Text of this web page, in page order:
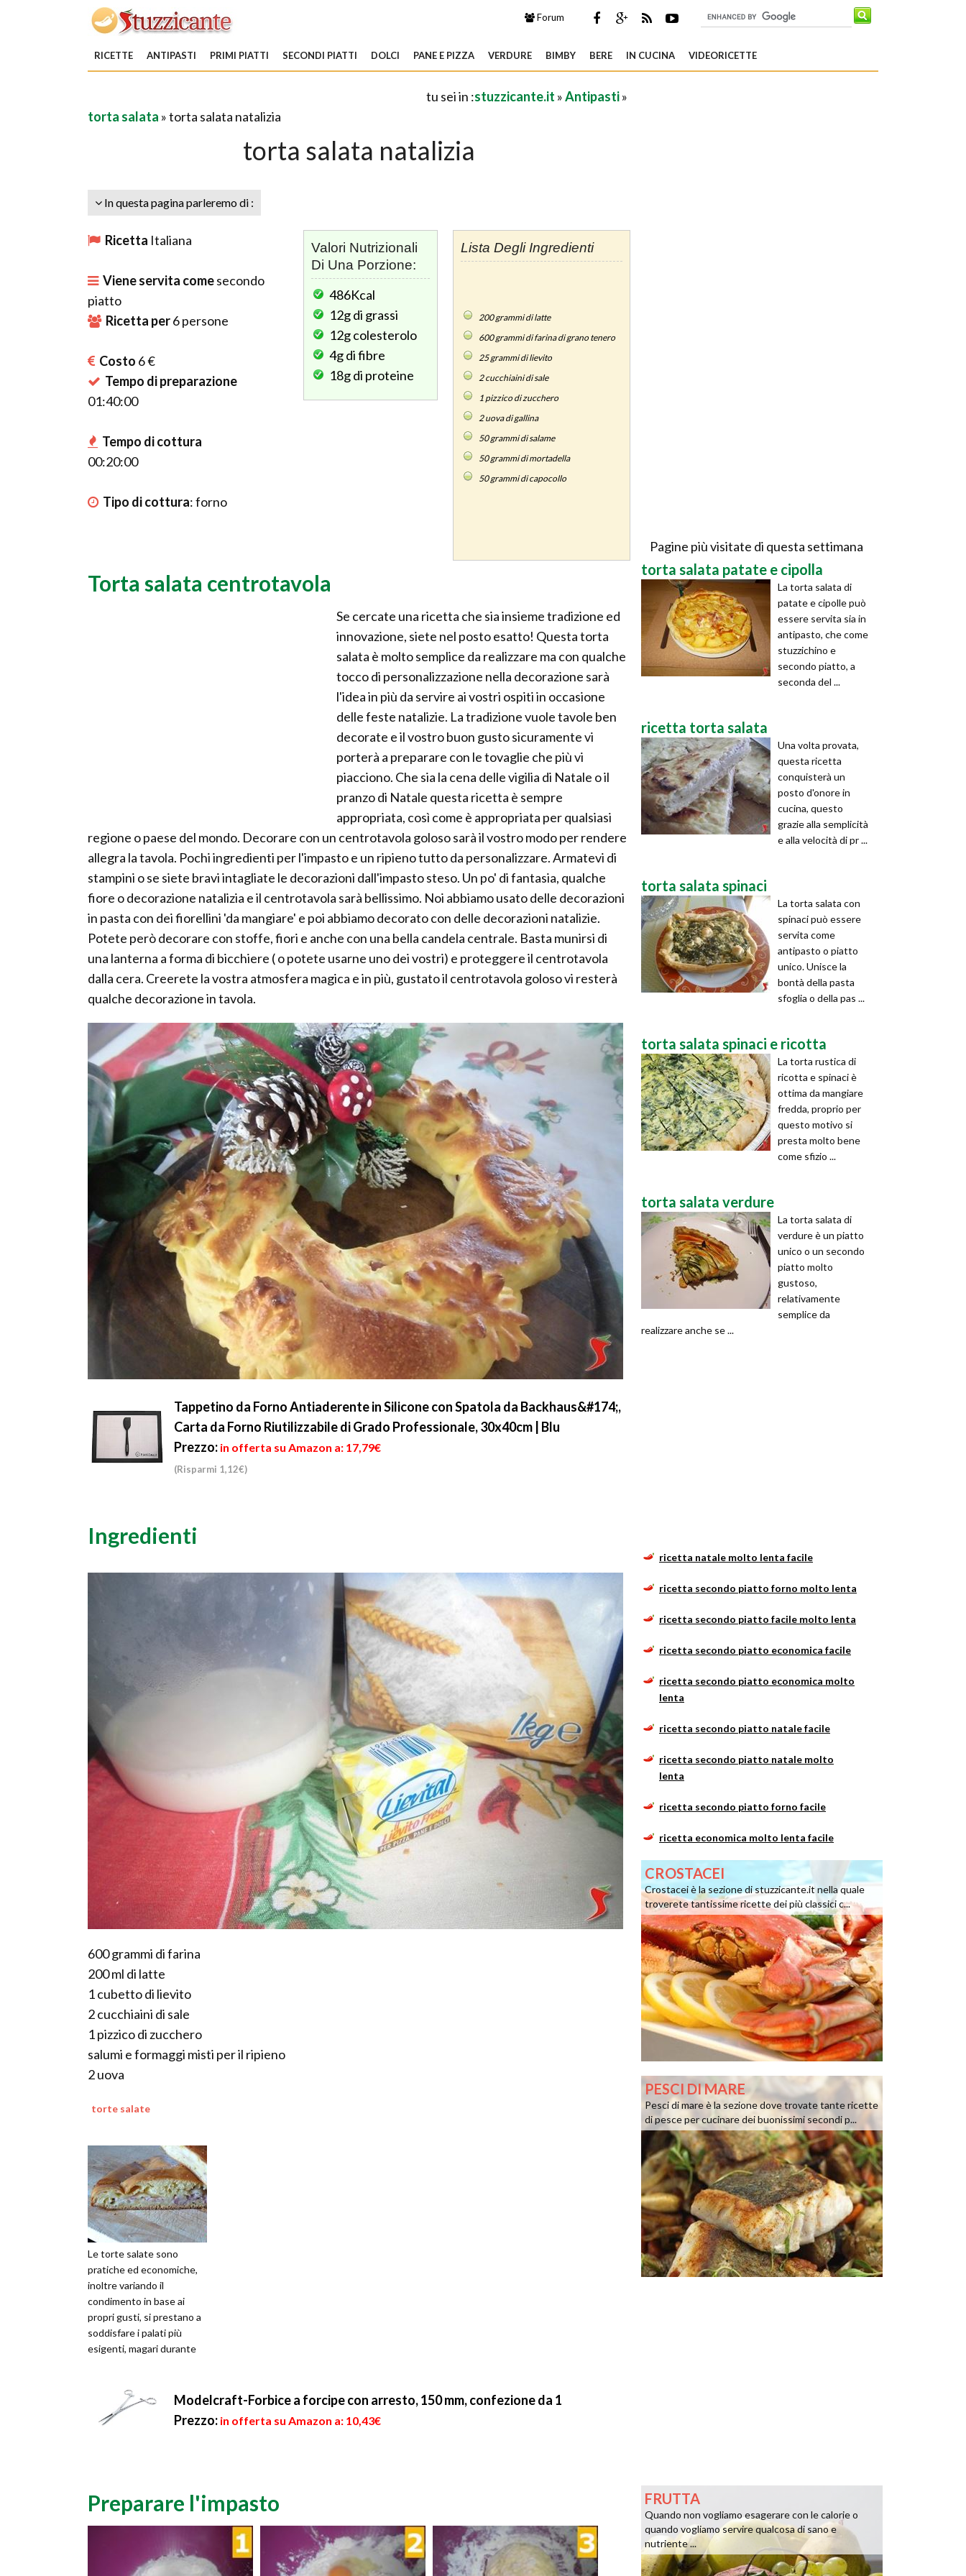
Forum
RICETTE ANTIPASTI PRIMI PIATTI SECONDI PIATTI DOLCI PANE E PIZZA VERDURE BIMBY BERE IN CUCINA VIDEORICETTE
tu sei in :stuzzicante.it »Antipasti»
torta salata » torta salata natalizia
torta salata natalizia
In questa pagina parleremo di :
Ricetta Italiana
Viene servita comesecondo
piatto
Ricetta per6persone
Costo 6 €
Tempo di preparazione
01:40:00
Tempo di cottura
00:20:00
Tipo di cottura:forno
Lista Degli Ingredienti
200grammi di latte
600grammi di farina di grano tenero
25grammi di lievito
2cucchiaini di sale
1pizzico di zucchero
2uova di gallina
50grammi di salame
50grammi di mortadella
50grammi di capocollo
Valori Nutrizionali
Di Una Porzione:
486Kcal
12gdi grassi
12gcolesterolo
4gdi fibre
18gdi proteine
Torta salata centrotavola
Se cercate una ricetta che sia insieme tradizione ed
innovazione, siete nel posto esatto! Questa torta
salata è molto semplice da realizzare ma con qualche
tocco di personalizzazione nella decorazione sarà
l'idea in più da servire ai vostri ospiti in occasione
delle feste natalizie. La tradizione vuole tavole ben
decorate e il vostro buon gusto sicuramente vi
porterà a preparare con le tovaglie che più vi
piacciono. Che sia la cena delle vigilia di Natale o il
pranzo di Natale questa ricetta è sempre
appropriata, così come è appropriata per qualsiasi
regione o paese del mondo. Decorare con un centrotavola goloso sarà il vostro modo per rendere
allegra la tavola. Pochi ingredienti per l'impasto e un ripieno tutto da personalizzare. Armatevi di
stampini o se siete bravi intagliate le decorazioni dall'impasto steso. Un po' di fantasia, qualche
fiore o decorazione natalizia e il centrotavola sarà bellissimo. Noi abbiamo usato delle decorazioni
in pasta con dei fiorellini 'da mangiare' e poi abbiamo decorato con delle decorazioni natalizie.
Potete però decorare con stoffe, fiori e anche con una bella candela centrale. Basta munirsi di
una lanterna a forma di bicchiere ( o potete usarne uno dei vostri) e proteggere il centrotavola
dalla cera. Creerete la vostra atmosfera magica e in più, gustato il centrotavola goloso vi resterà
qualche decorazione in tavola.
Tappetino da Forno Antiaderente in Silicone con Spatola da Backhaus&#174;,
Carta da Forno Riutilizzabile di Grado Professionale, 30x40cm | Blu
Prezzo: in offerta su Amazon a: 17,79€
(Risparmi 1,12€)
Ingredienti
600 grammi di farina
200 ml di latte
1 cubetto di lievito
2 cucchiaini di sale
1 pizzico di zucchero
salumi e formaggi misti per il ripieno
2 uova
torte salate
Le torte salate sono
pratiche ed economiche,
inoltre variando il
condimento in base ai
propri gusti, si prestano a
soddisfare i palati più
esigenti, magari durante
Modelcraft-Forbice a forcipe con arresto, 150 mm, confezione da 1
Prezzo: in offerta su Amazon a: 10,43€
Preparare l'impasto
Pagine più visitate di questa settimana
torta salata patate e cipolla
La torta salata di
patate e cipolle può
essere servita sia in
antipasto, che come
stuzzichino e
secondo piatto, a
seconda del ...
ricetta torta salata
Una volta provata,
questa ricetta
conquisterà un
posto d'onore in
cucina, questo
grazie alla semplicità
e alla velocità di pr ...
torta salata spinaci
La torta salata con
spinaci può essere
servita come
antipasto o piatto
unico. Unisce la
bontà della pasta
sfoglia o della pas ...
torta salata spinaci e ricotta
La torta rustica di
ricotta e spinaci è
ottima da mangiare
fredda, proprio per
questo motivo si
presta molto bene
come sfizio ...
torta salata verdure
La torta salata di
verdure è un piatto
unico o un secondo
piatto molto
gustoso,
relativamente
semplice da
realizzare anche se ...
ricetta natale molto lenta facile
ricetta secondo piatto forno molto lenta
ricetta secondo piatto facile molto lenta
ricetta secondo piatto economica facile
ricetta secondo piatto economica molto
lenta
ricetta secondo piatto natale facile
ricetta secondo piatto natale molto
lenta
ricetta secondo piatto forno facile
ricetta economica molto lenta facile
CROSTACEI
Crostacei è la sezione di stuzzicante.it nella quale
troverete tantissime ricette dei più classici c...
PESCI DI MARE
Pesci di mare è la sezione dove trovate tante ricette
di pesce per cucinare dei buonissimi secondi p...
FRUTTA
Quando non vogliamo esagerare con le calorie o
quando vogliamo servire qualcosa di sano e
nutriente ...